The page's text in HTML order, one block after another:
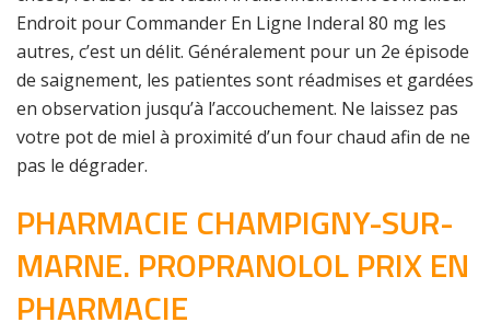
Endroit pour Commander En Ligne Inderal 80 mg les
autres, c’est un délit. Généralement pour un 2e épisode
de saignement, les patientes sont réadmises et gardées
en observation jusqu’à l’accouchement. Ne laissez pas
votre pot de miel à proximité d’un four chaud afin de ne
pas le dégrader.
PHARMACIE CHAMPIGNY-SUR-
MARNE. PROPRANOLOL PRIX EN
PHARMACIE